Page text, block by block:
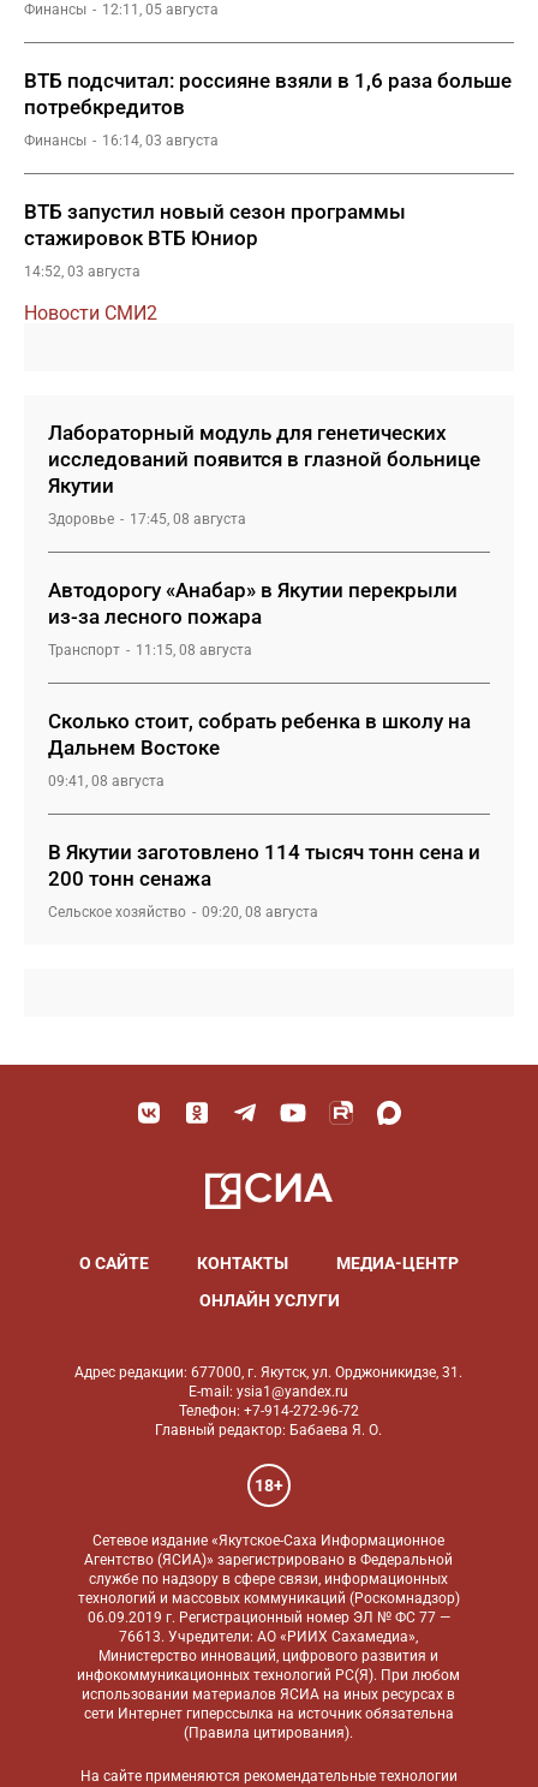
Финансы 12:11, 05 августа
ВТБ подсчитал: россияне взяли в 1,6 раза больше
потребкредитов
Финансы 16:14, 03 августа
ВТБ запустил новый сезон программы
стажировок ВТБ Юниор
14:52, 03 августа
Новости СМИ2
Лабораторный модуль для генетических
исследований появится в глазной больнице
Якутии
Здоровье 17:45, 08 августа
Автодорогу «Анабар» в Якутии перекрыли
из-за лесного пожара
Транспорт 11:15, 08 августа
Сколько стоит, собрать ребенка в школу на
Дальнем Востоке
09:41, 08 августа
В Якутии заготовлено 114 тысяч тонн сена и
200 тонн сенажа
Сельское хозяйство 09:20, 08 августа
О САЙТЕ КОНТАКТЫ
МЕДИА-ЦЕНТР
ОНЛАЙН УСЛУГИ
Адрес редакции: 677000, г. Якутск, ул. Орджоникидзе, 31.
E-mail: ysia1@yandex.ru
Телефон: +7-914-272-96-72
Главный редактор: Бабаева Я. О.
18+
Сетевое издание «Якутское-Саха Информационное
Агентство (ЯСИА)» зарегистрировано в Федеральной
службе по надзору в сфере связи, информационных
технологий и массовых коммуникаций (Роскомнадзор)
06.09.2019 г. Регистрационный номер ЭЛ № ФС 77 —
76613. Учредители: АО «РИИХ Сахамедиа»,
Министерство инноваций, цифрового развития и
инфокоммуникационных технологий РС(Я). При любом
использовании материалов ЯСИА на иных ресурсах в
сети Интернет гиперссылка на источник обязательна
(Правила цитирования).
На сайте применяются рекомендательные технологии